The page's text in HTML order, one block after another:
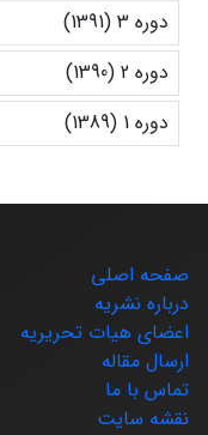
دوره 3 (1391)
دوره 2 (1390)
دوره 1 (1389)
صفحه اصلی
درباره نشریه
اعضای هیات تحریریه
ارسال مقاله
تماس با ما
نقشه سایت